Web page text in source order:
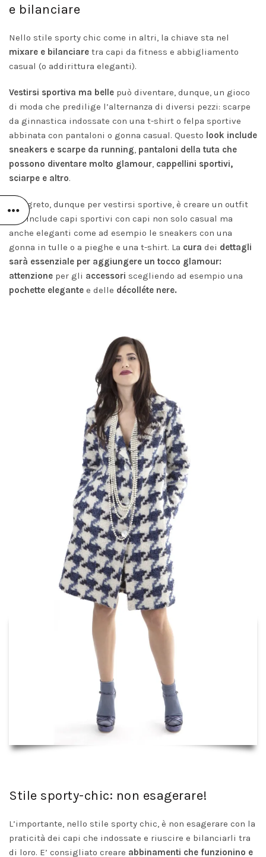
e bilanciare
Nello stile sporty chic come in altri, la chiave sta nel
mixare e bilanciare tra capi da fitness e abbigliamento
casual (o addirittura eleganti).
Vestirsi sportiva ma belle può diventare, dunque, un gioco
di moda che predilige l’alternanza di diversi pezzi: scarpe
da ginnastica indossate con una t-shirt o felpa sportive
abbinata con pantaloni o gonna casual. Questo look include
sneakers e scarpe da running, pantaloni della tuta che
possono diventare molto glamour, cappellini sportivi,
sciarpe e altro.
Il segreto, dunque per vestirsi sportive, è creare un outfit
che include capi sportivi con capi non solo casual ma
anche eleganti come ad esempio le sneakers con una
gonna in tulle o a pieghe e una t-shirt. La cura dei dettagli
sarà essenziale per aggiungere un tocco glamour:
attenzione per gli accessori scegliendo ad esempio una
pochette elegante e delle décolléte nere.
Stile sporty-chic: non esagerare!
L’importante, nello stile sporty chic, è non esagerare con la
praticità dei capi che indossate e riuscire e bilanciarli tra
di loro. E’ consigliato creare abbinamenti che funzionino e